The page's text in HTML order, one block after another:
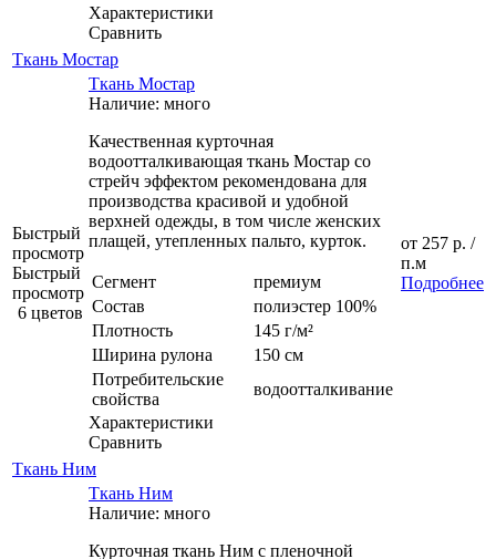
Характеристики
Сравнить
Ткань Мостар
Быстрый
просмотр
Быстрый
просмотр
6 цветов
Ткань Мостар
Наличие: много
Качественная курточная
водоотталкивающая ткань Мостар со
стрейч эффектом рекомендована для
производства красивой и удобной
верхней одежды, в том числе женских
плащей, утепленных пальто, курток.
Сегмент
премиум
Состав
полиэстер 100%
Плотность
145 г/м²
Ширина рулона
150 см
Потребительские
свойства
водоотталкивание
Характеристики
Сравнить
от 257 р. /
п.м
Подробнее
Ткань Ним
Ткань Ним
Наличие: много
Курточная ткань Ним с пленочной